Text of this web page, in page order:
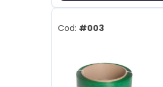
Cod: #003